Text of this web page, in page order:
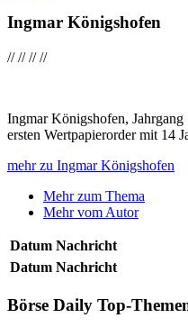
Ingmar Königshofen
////////
Ingmar Königshofen,
ersten Wertpapierorder mit 14
mehr zu Ingmar Königshofen
Mehr zum Thema
Mehr vom Autor
Datum Nachricht
Datum Nachricht
Börse Daily Top-